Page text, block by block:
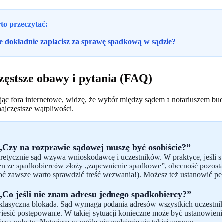
przeczytać:
dokładnie zapłacisz za sprawę spadkową w sądzie?
obawy i pytania (FAQ)
fora internetowe, widzę, że wybór między sądem a notariuszem
wątpliwości.
na rozprawie sądowej muszę być osobiście?”
sąd wzywa wnioskodawcę i uczestników. W praktyce, jeśli
ze spadkobierców złoży „zapewnienie spadkowe”, obecność
zawsze warto sprawdzić treść wezwania!). Możesz też ustanowić
jeśli nie znam adresu jednego spadkobiercy?”
blokada. Sąd wymaga podania adresów wszystkich
postępowanie. W takiej sytuacji konieczne może być